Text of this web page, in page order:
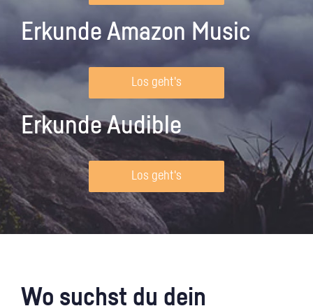
Erkunde Amazon Music
Los geht's
Erkunde Audible
Los geht's
Wo suchst du dein